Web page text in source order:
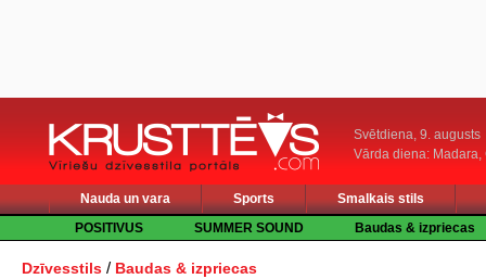
Svētdiena, 9. augusts
Vārda diena: Madara,
Nauda un vara Sports
Smalkais stils
POSITIVUS
SUMMER SOUND Baudas & izpriecas
Dzīvesstils / Baudas & izpriecas